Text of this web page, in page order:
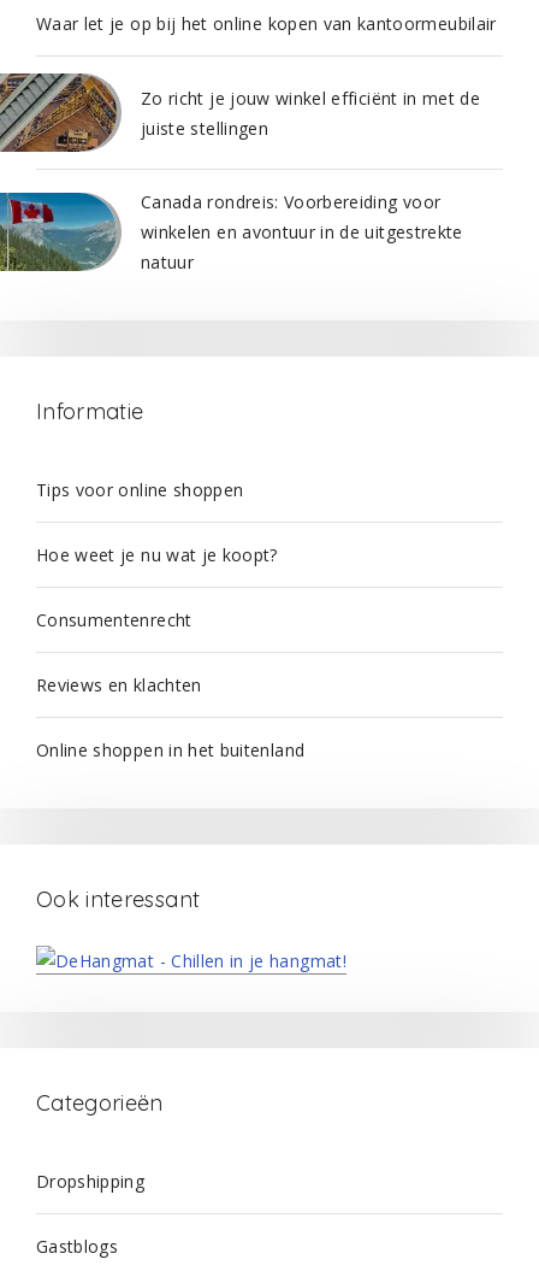
Waar let je op bij het online kopen van kantoormeubilair
Zo richt je jouw winkel efficiënt in met de
juiste stellingen
Canada rondreis: Voorbereiding voor
winkelen en avontuur in de uitgestrekte
natuur
Informatie
Tips voor online shoppen
Hoe weet je nu wat je koopt?
Consumentenrecht
Reviews en klachten
Online shoppen in het buitenland
Ook interessant
Categorieën
Dropshipping
Gastblogs